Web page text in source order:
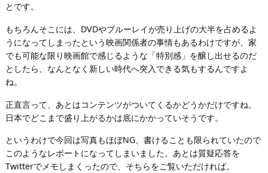
とです。
もちろんそこには、DVDやブルーレイが売り上げの大半を占めるよ
うになってしまったという映画関係者の事情もあるわけですが、家
でも可能な限り映画館で感じるような「特別感」を醸し出せるのだ
としたら、なんとなく新しい時代へ突入できる気もするんですよ
ね。
正直言って、あとはコンテンツがついてくるかどうかだけですね。
日本でどこまで盛り上がるかは底にかかっていそうです。
というわけで今回は写真もほぼNG、書けることも限られていたので
このようなレポートになってしまいました。あとは質疑応答を
Twitterでメモしまくったので、そちらをご覧いただければ。